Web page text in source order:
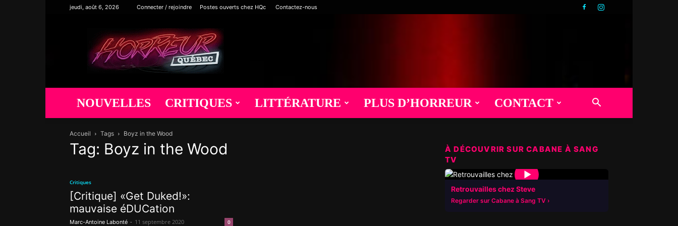
jeudi, août 6, 2026 Connecter / rejoindre Postes ouverts chez HQc Contactez-nous
Horreur
Québec
NOUVELLES CRITIQUES LITTÉRATURE PLUS D’HORREUR CONTACT
Accueil Tags Boyz in the Wood
Tag: Boyz in the Wood
Critiques
[Critique] «Get Duked!»:
mauvaise éDUCation
Marc-Antoine Labonté - 11 septembre 2020 0
À DÉCOUVRIR SUR CABANE À SANG
TV
▶
Retrouvailles chez Steve
Regarder sur Cabane à Sang TV